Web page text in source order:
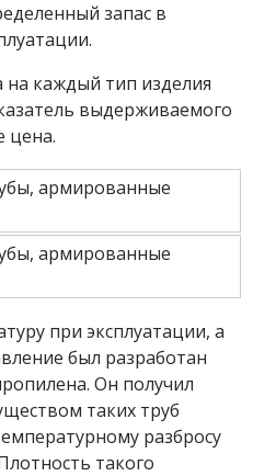
запас в
каждый тип изделия
выдерживаемого
цена.
при эксплуатации, а
был разработан
Он получил
таких труб
разбросу
такого